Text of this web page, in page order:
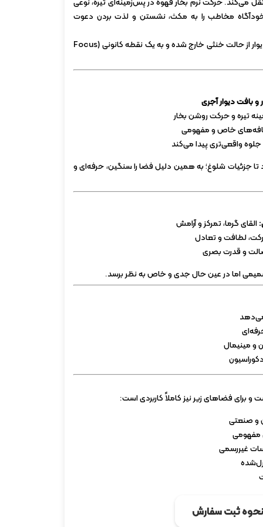
مخاطب را به مکث، نشستن و لذت بردن دعوت
طراحی محصول به‌گونه‌ای است که دیوار از حالت خنثی خارج شده و به یک نقطه کانونی (Focus
و بافت دیوار آجری
تیره و حرکت روشن بخار
خاص و مفهومی
واقعی‌تری پیدا می‌کند
تا جزئیات شلوغ؛ به همین دلیل فضا را سنگین، حرفه‌ای و
القای گرما، تمرکز و آرامش
لطافت و تعادل
و قدرت بصری
اما در عین حال جدی و خاص به نظر برسد.
مینیمال
و برای فضاهای زیر نیز کاملاً کاربردی است:
و صنعتی
مفهومی
غیررسمی
نحوه ثبت سفارش